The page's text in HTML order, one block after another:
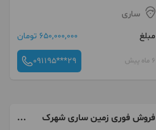
ساری
مبلغ
650,000,000 تومان
6 ماه پیش 091195***29
فروش فوری زمین ساری شهرک